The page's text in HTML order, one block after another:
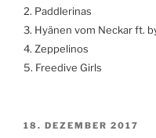
2. Paddlerinas
3. Hyänen vom Neckar ft.
4. Zeppelinos
5. Freedive Girls
VERÖFFENTLICHT
18. DEZEMBER 2017